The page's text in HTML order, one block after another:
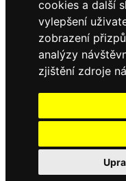
cookies a další
vylepšení
zobrazení
analýzy
zjištění zdroje